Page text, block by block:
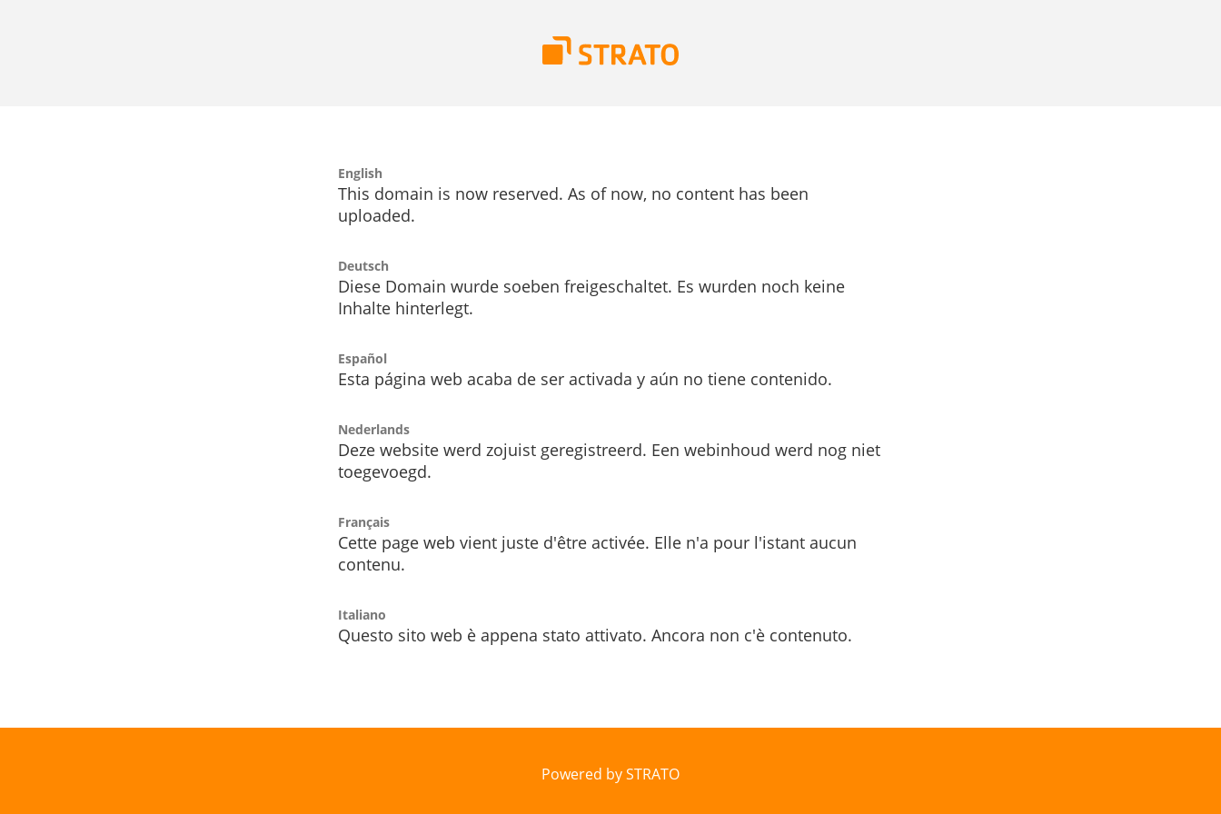
English
This domain is now reserved. As of now, no content has been
uploaded.
Deutsch
Diese Domain wurde soeben freigeschaltet. Es wurden noch keine
Inhalte hinterlegt.
Español
Esta página web acaba de ser activada y aún no tiene contenido.
Nederlands
Deze website werd zojuist geregistreerd. Een webinhoud werd nog niet
toegevoegd.
Français
Cette page web vient juste d'être activée. Elle n'a pour l'istant aucun
contenu.
Italiano
Questo sito web è appena stato attivato. Ancora non c'è contenuto.
Powered by STRATO